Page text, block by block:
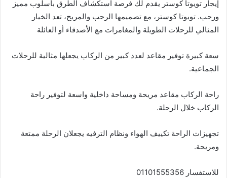
إيجار تويوتا كوستر يقدم لك فرصة استكشاف الطرق بأسلوب مميز
ورحب. تويوتا كوستر، مع تصميمها الرحب والمريح، تعد الخيار
المثالي للرحلات الطويلة والمغامرات مع الأصدقاء أو العائلة
سعة كبيرة توفير مقاعد لعدد كبير من الركاب يجعلها مثالية للرحلات
الجماعية.
راحة الركاب مقاعد مريحة ومساحة داخلية واسعة لتوفير راحة
الركاب خلال الرحلة.
تجهيزات الراحة تكييف الهواء ونظام الترفيه يجعلان الرحلة ممتعة
ومريحة.
للاستفسار 01101555356